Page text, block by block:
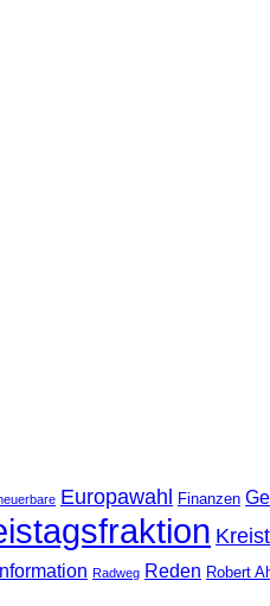
Europawahl Finanzen
Radweg Reden Robert